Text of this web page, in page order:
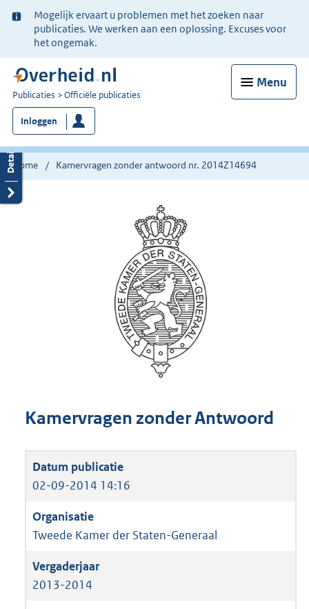
Ter
informatie:
Mogelijk ervaart u problemen met het zoeken naar
publicaties. We werken aan een oplossing. Excuses voor
het ongemak.
Menu
U
bent
nu
hier:
Publicaties Officiële publicaties
Inloggen
Home Kamervragen zonder antwoord nr. 2014Z14694
Kamervragen zonder Antwoord
02-09-2014 14:16
Tweede Kamer der Staten-Generaal
2013-2014